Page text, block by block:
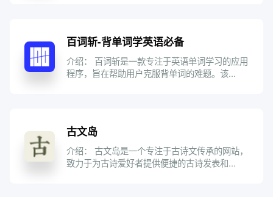
百词斩-背单词学英语必备
介绍： 百词斩是一款专注于英语单词学习的应用
程序，旨在帮助用户克服背单词的难题。该...
古文岛
介绍： 古文岛是一个专注于古诗文传承的网站，
致力于为古诗爱好者提供便捷的古诗发表和...